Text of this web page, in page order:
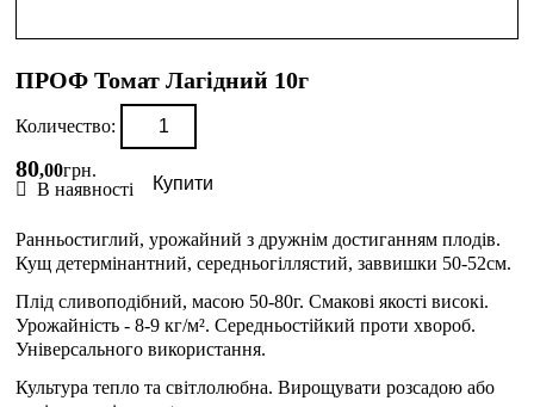
ПРОФ Томат Лагідний 10г
Количество:
80,00грн.
В наявності
Купити
Ранньостиглий, урожайний з дружнім достиганням плодів.
Кущ детермінантний, середньогіллястий, заввишки 50-52см.
Плід сливоподібний, масою 50-80г. Смакові якості високі.
Урожайність - 8-9 кг/м². Середньостійкий проти хвороб.
Універсального використання.
Культура тепло та світлолюбна. Вирощувати розсадою або